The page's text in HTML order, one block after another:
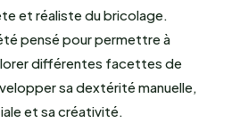
et réaliste du bricolage.
pensé pour permettre à
différentes facettes de
sa dextérité manuelle,
et sa créativité.